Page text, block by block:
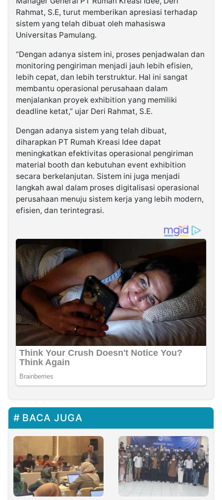
Rahmat, S.E, turut memberikan apresiasi terhadap
sistem yang telah dibuat oleh mahasiswa
Universitas Pamulang.
“Dengan adanya sistem ini, proses penjadwalan dan
monitoring pengiriman menjadi jauh lebih efisien,
lebih cepat, dan lebih terstruktur. Hal ini sangat
membantu operasional perusahaan dalam
menjalankan proyek exhibition yang memiliki
deadline ketat,” ujar Deri Rahmat, S.E.
Dengan adanya sistem yang telah dibuat,
diharapkan PT Rumah Kreasi Idee dapat
meningkatkan efektivitas operasional pengiriman
material booth dan kebutuhan event exhibition
secara berkelanjutan. Sistem ini juga menjadi
langkah awal dalam proses digitalisasi operasional
perusahaan menuju sistem kerja yang lebih modern,
efisien, dan terintegrasi.
BACA JUGA